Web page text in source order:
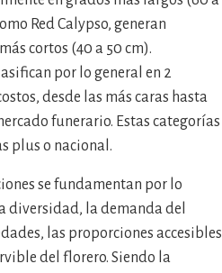
Red Calypso, generan
cortos (40 a 50 cm).
por lo general en 2
desde las más caras hasta
funerario. Estas categorías
plus o nacional.
se fundamentan por lo
diversidad, la demanda del
las proporciones accesibles
del florero. Siendo la